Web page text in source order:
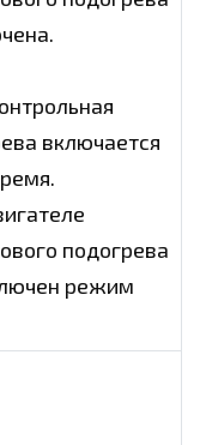
включается
подогрева
режим